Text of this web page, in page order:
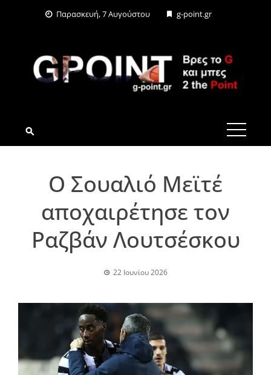
Παρασκευή, 7 Αυγούστου g-point.gr
G-POINT.GR
Ο Σουαλιό Μεϊτέ
αποχαιρέτησε τον
Ραζβάν Λουτσέσκου
22 Ιουνίου 2026